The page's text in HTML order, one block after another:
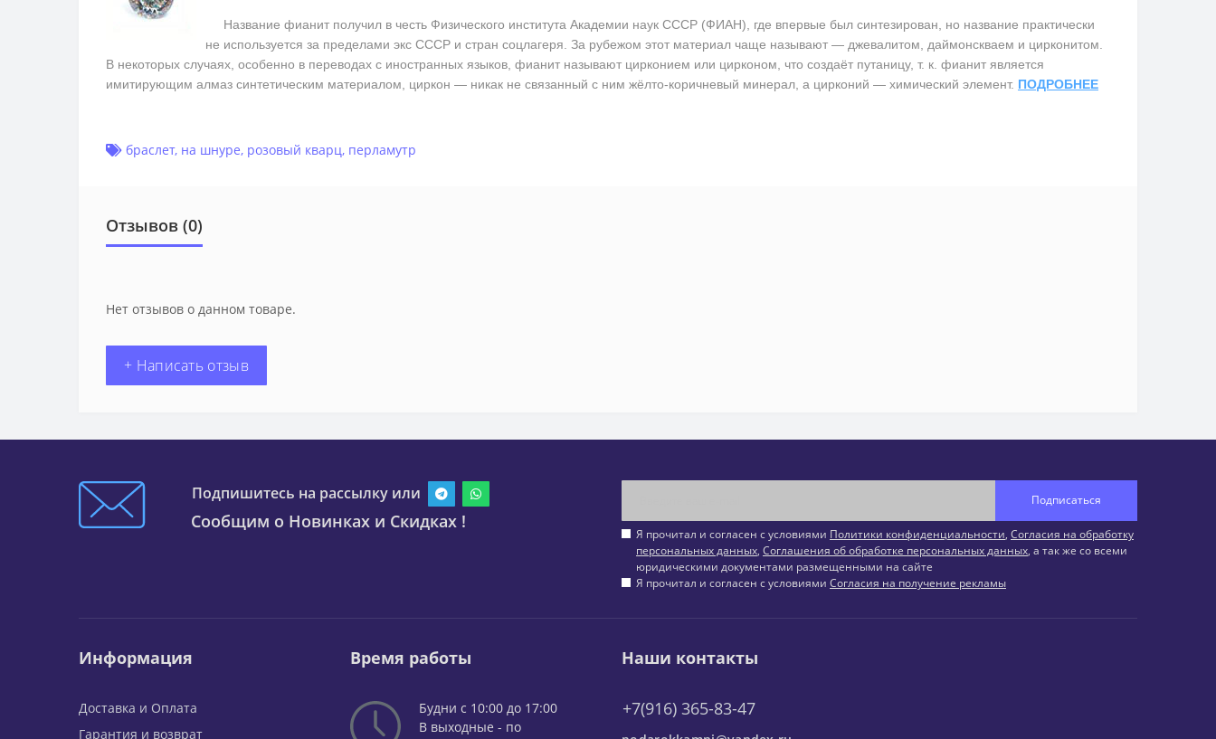
Название фианит получил в честь Физического института Академии наук СССР (ФИАН), где впервые был синтезирован, но название практически
не используется за пределами экс СССР и стран соцлагеря. За рубежом этот материал чаще называют — джевалитом, даймонскваем и цирконитом.
В некоторых случаях, особенно в переводах с иностранных языков, фианит называют цирконием или цирконом, что создаёт путаницу, т. к. фианит является
имитирующим алмаз синтетическим материалом, циркон — никак не связанный с ним жёлто-коричневый минерал, а цирконий — химический элемент. ПОДРОБНЕЕ
браслет, на шнуре, розовый кварц, перламутр
Отзывов (0)
Нет отзывов о данном товаре.
+ Написать отзыв
Подпишитесь на рассылку или
Сообщим о Новинках и Скидках !
Подписаться
Я прочитал и согласен с условиями Политики конфиденциальности, Согласия на обработку
персональных данных, Соглашения об обработке персональных данных, а так же со всеми
юридическими документами размещенными на сайте
Я прочитал и согласен с условиями Согласия на получение рекламы
Информация
Доставка и Оплата
Гарантия и возврат
Время работы
Будни с 10:00 до 17:00
В выходные - по
Наши контакты
+7(916) 365-83-47